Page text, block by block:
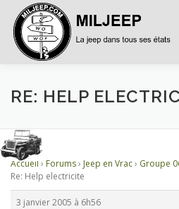
ACCUEIL ARTICLES
ALBUMS
DOCUMENTATIONS
RE: HELP
Accueil › Forums› Jeep en Vrac› Groupe
Re: Help electricite
3 janvier 2005 à 6h56